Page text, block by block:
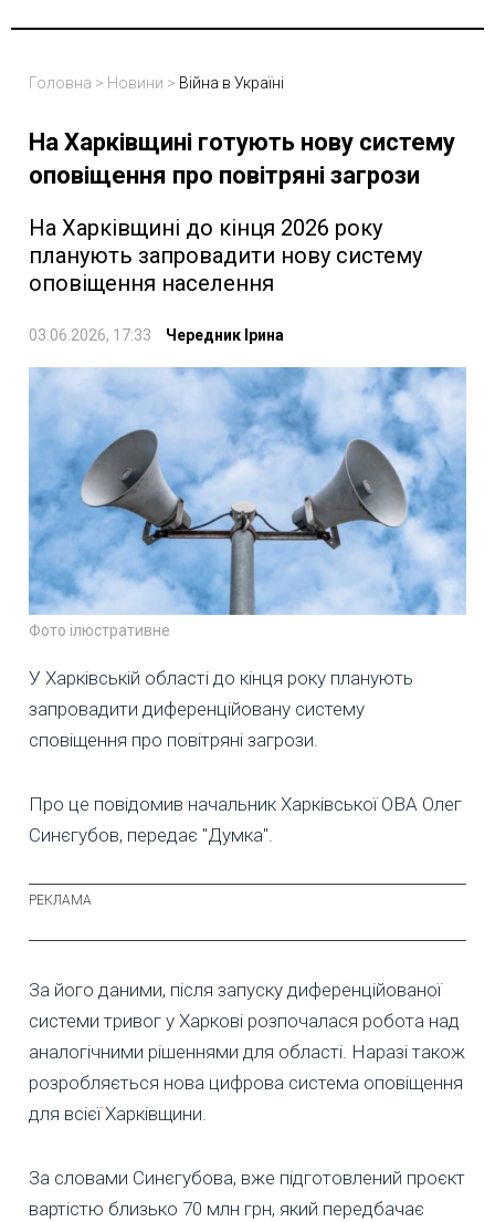
Головна > Новини > Війна в Україні
На Харківщині готують нову систему
оповіщення про повітряні загрози
На Харківщині до кінця 2026 року
планують запровадити нову систему
оповіщення населення
03.06.2026, 17:33 Чередник Ірина
Фото ілюстративне
У Харківській області до кінця року планують
запровадити диференційовану систему
сповіщення про повітряні загрози.
Про це повідомив начальник Харківської ОВА Олег
Синєгубов, передає "Думка".
За його даними, після запуску диференційованої
системи тривог у Харкові розпочалася робота над
аналогічними рішеннями для області. Наразі також
розробляється нова цифрова система оповіщення
для всієї Харківщини.
За словами Синєгубова, вже підготовлений проєкт
вартістю близько 70 млн грн, який передбачає